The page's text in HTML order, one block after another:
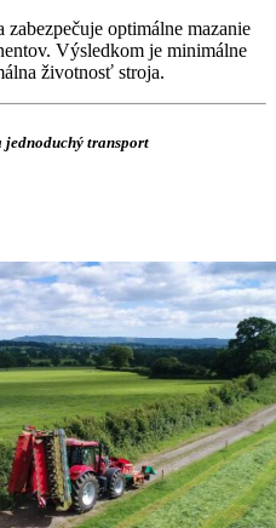
optimálne mazanie
Výsledkom je minimálne
životnosť stroja.
jednoduchý transport